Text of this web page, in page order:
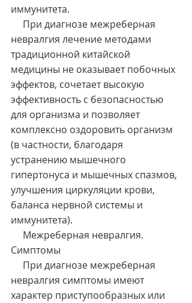
иммунитета.
невралгия лечение методами
традиционной китайской
медицины не оказывает побочных
эффектов, сочетает высокую
эффективность с безопасностью
для организма и позволяет
комплексно оздоровить организм
(в частности, благодаря
устранению мышечного
гипертонуса и мышечных спазмов,
улучшения циркуляции крови,
баланса нервной системы и
иммунитета).
Симптомы
невралгия симптомы имеют
характер приступообразных или